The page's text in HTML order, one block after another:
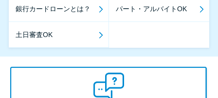
銀行カードローンとは？ パート・アルバイトOK
土日審査OK